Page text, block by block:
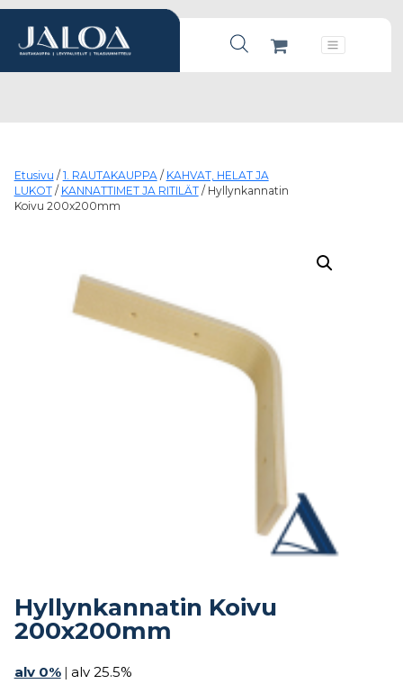
Products search
Päävalikko
Etusivu / 1. RAUTAKAUPPA/ KAHVAT, HELAT JA
LUKOT/ KANNATTIMET JA RITILÄT/ Hyllynkannatin
Koivu 200x200mm
Hyllynkannatin Koivu
200x200mm
alv 0% | alv 25.5%